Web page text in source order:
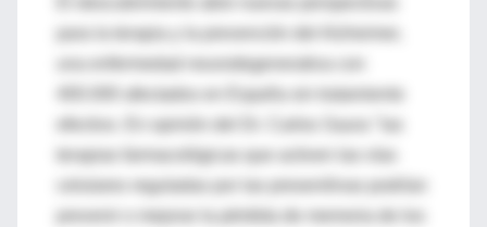
para la terapia y la prevención del Alzheimer,
una enfermedad neurodegenerativa con
400.000 afectados en España sin tratamiento
terapias farmacológicas que activen las vías
celulares reguladas por las presenilinas podrían